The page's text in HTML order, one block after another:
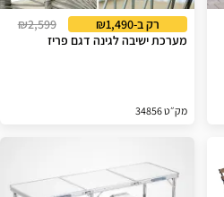
רק ב-₪1,490
₪2,599
מערכת ישיבה לגינה דגם פריז
מק״ט 34856